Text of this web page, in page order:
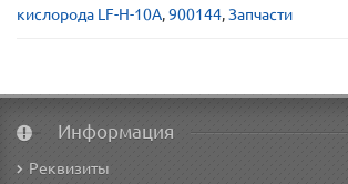
кислорода LF-H-10А,900144,Запчасти
Информация
Реквизиты